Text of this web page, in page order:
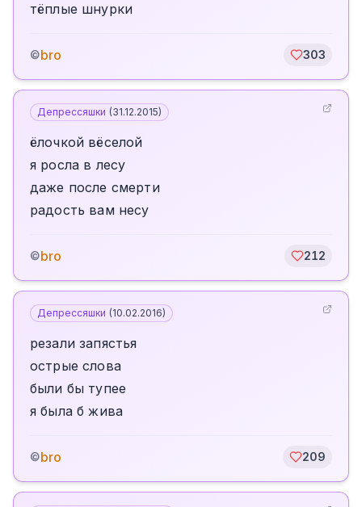
тёплые шнурки
©bro 303
Депрессяшки (31.12.2015)
ёлочкой вёселой
я росла в лесу
даже после смерти
радость вам несу
©bro 212
Депрессяшки (10.02.2016)
резали запястья
острые слова
были бы тупее
я была б жива
©bro 209